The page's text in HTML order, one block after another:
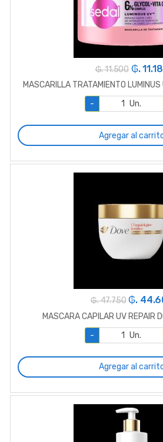
₲. 11.500 ₲.
MASCARILLA TRATAMIENTO
-
Un.
Agregar al
₲. 47.750 ₲.
MASCARA CAPILAR UV REPAIR
-
Un.
Agregar al